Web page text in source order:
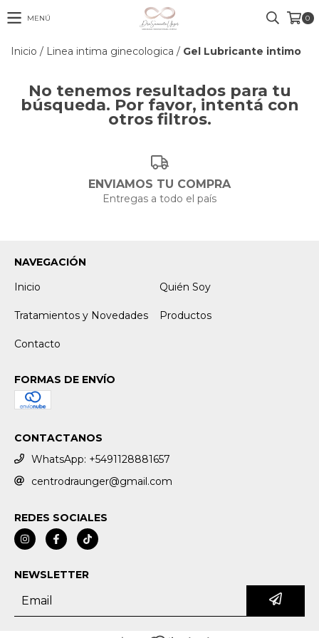
MENÚ 0
Inicio / Linea intima ginecologica / Gel Lubricante intimo
No tenemos resultados para tu
búsqueda. Por favor, intentá con
otros filtros.
ENVIAMOS TU COMPRA
Entregas a todo el país
NAVEGACIÓN
Inicio
Quién Soy
Tratamientos y Novedades Productos
Contacto
FORMAS DE ENVÍO
CONTACTANOS
WhatsApp: +5491128881657
centrodraunger@gmail.com
REDES SOCIALES
NEWSLETTER